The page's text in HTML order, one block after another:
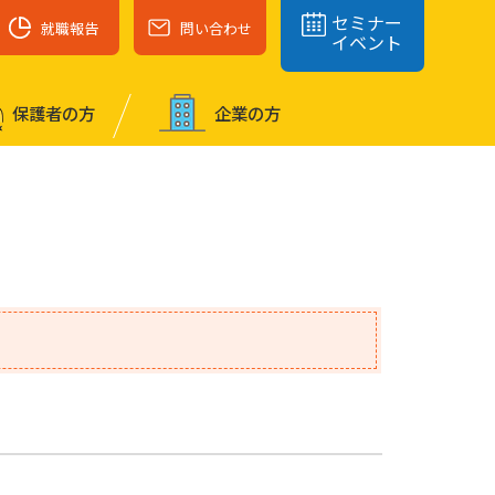
就職報告 問い合わせ セミナー
イベント
保護者の⽅ 企業の⽅